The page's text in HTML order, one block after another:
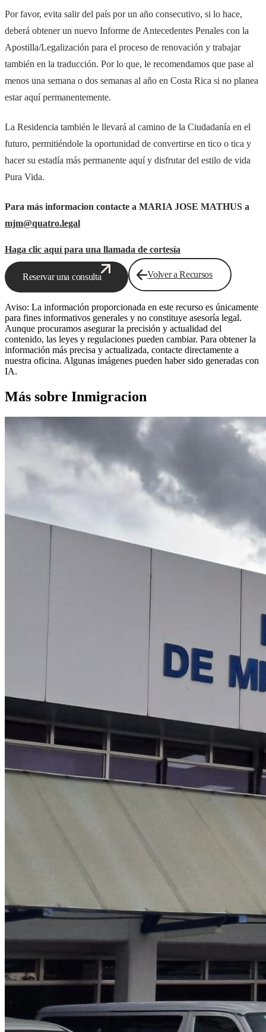
Por favor, evita salir del país por un año consecutivo, si lo hace,
deberá obtener un nuevo Informe de Antecedentes Penales con la
Apostilla/Legalización para el proceso de renovación y trabajar
también en la traducción. Por lo que, le recomendamos que pase al
menos una semana o dos semanas al año en Costa Rica si no planea
estar aquí permanentemente.
La Residencia también le llevará al camino de la Ciudadanía en el
futuro, permitiéndole la oportunidad de convertirse en tico o tica y
hacer su estadía más permanente aquí y disfrutar del estilo de vida
Pura Vida.
Para más informacion contacte a MARIA JOSE MATHUS a
mjm@quatro.legal
Haga clic aquí para una llamada de cortesía
Reservar una consulta Volver a Recursos
Aviso: La información proporcionada en este recurso es únicamente
para fines informativos generales y no constituye asesoría legal.
Aunque procuramos asegurar la precisión y actualidad del
contenido, las leyes y regulaciones pueden cambiar. Para obtener la
información más precisa y actualizada, contacte directamente a
nuestra oficina. Algunas imágenes pueden haber sido generadas con
IA.
Más sobre Inmigracion